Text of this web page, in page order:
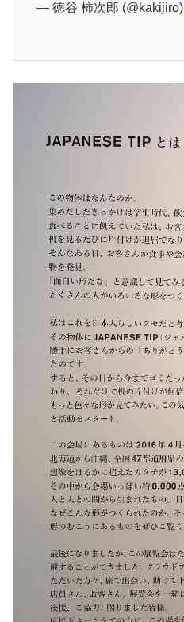
— 徳谷 柿次郎 (@kakijiro)